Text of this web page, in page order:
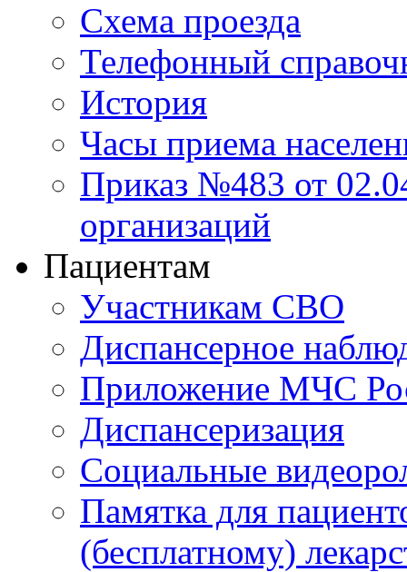
Схема проезда
Телефонный
История
Часы приема
Приказ №483 от
организаций
Пациентам
Участникам СВО
Диспансерное
Приложение МЧС
Диспансеризация
Социальные
Памятка для
(бесплатному)